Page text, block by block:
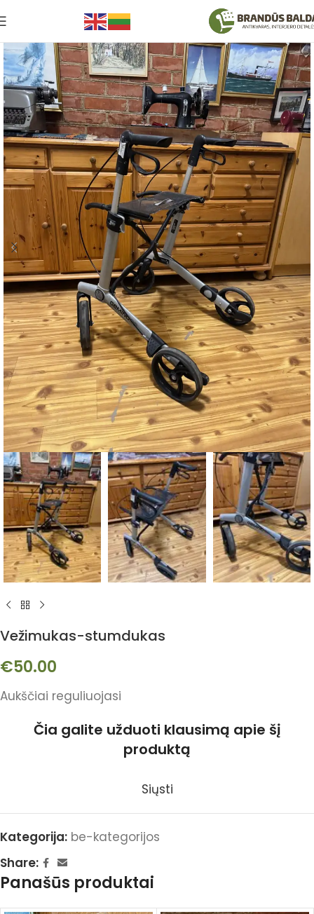
Vežimukas-stumdukas
€50.00
Aukščiai reguliuojasi
Čia galite užduoti klausimą apie šį
produktą
Siųsti
Kategorija: be-kategorijos
Share:
Panašūs produktai